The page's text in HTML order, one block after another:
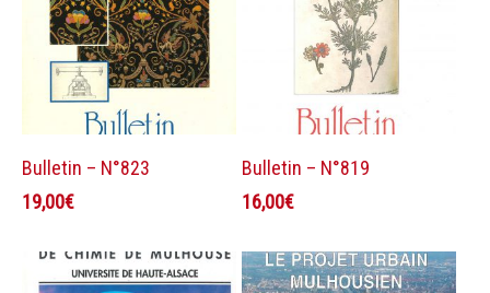
Ajouter au panier
Bulletin – N°823
19,00€
Ajouter au panier
Bulletin – N°819
16,00€